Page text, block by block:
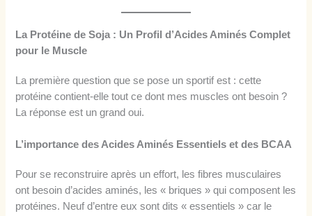
La Protéine de Soja : Un Profil d’Acides Aminés Complet
pour le Muscle
La première question que se pose un sportif est : cette
protéine contient-elle tout ce dont mes muscles ont besoin ?
La réponse est un grand oui.
L’importance des Acides Aminés Essentiels et des BCAA
Pour se reconstruire après un effort, les fibres musculaires
ont besoin d’acides aminés, les « briques » qui composent les
protéines. Neuf d’entre eux sont dits « essentiels » car le